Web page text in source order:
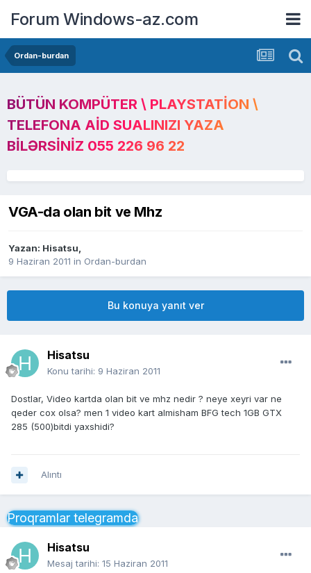
Forum Windows-az.com
Ordan-burdan
BÜTÜN KOMPÜTER \ PLAYSTATION \
TELEFONA AID SUALINIZI YAZA
BILƏRSINIZ 055 226 96 22
VGA-da olan bit ve Mhz
Yazan: Hisatsu,
9 Haziran 2011 in Ordan-burdan
Bu konuya yanıt ver
Hisatsu
Konu tarihi: 9 Haziran 2011
Dostlar, Video kartda olan bit ve mhz nedir ? neye xeyri var ne
qeder cox olsa? men 1 video kart almisham BFG tech 1GB GTX
285 (500)bitdi yaxshidi?
Alıntı
Proqramlar telegramda
Hisatsu
Mesaj tarihi: 15 Haziran 2011